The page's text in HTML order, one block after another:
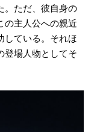
。ただ、彼自身の
の主人公への親近
している。それほ
登場人物としてそ